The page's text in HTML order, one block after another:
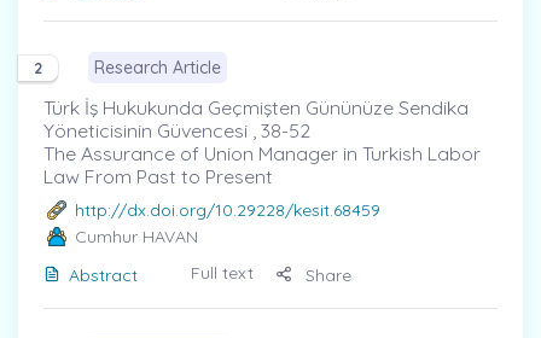
2 Research Article
Türk İş Hukukunda Geçmişten Gününüze Sendika
Yöneticisinin Güvencesi , 38-52
The Assurance of Union Manager in Turkish Labor
Law From Past to Present
http://dx.doi.org/10.29228/kesit.68459
Cumhur HAVAN
Abstract
Full text Share